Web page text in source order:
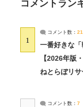
コメントラン
1
コメント数： 21
一番好きな
【2026年版
ねとらぼリサ
コメント数： 7